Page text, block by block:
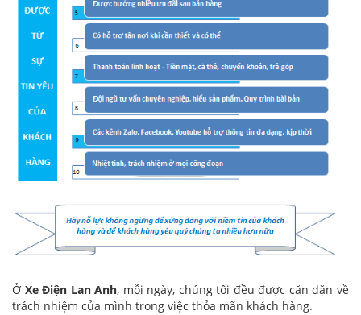
Ở Xe Điện Lan Anh, mỗi ngày, chúng tôi đều được căn dặn về
trách nhiệm của mình trong việc thỏa mãn khách hàng.